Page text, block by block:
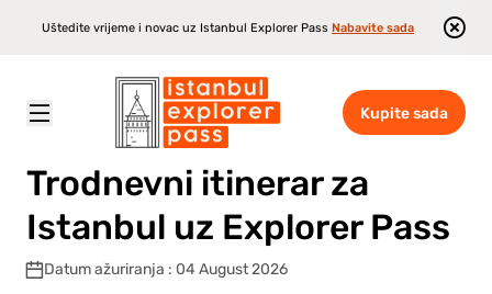
Uštedite vrijeme i novac uz Istanbul Explorer Pass Nabavite sada
Kupite sada
Istanbul Explorer Pass \ Blog \ Trodnevni itinerar za Istanbul uz Explorer Pass
Trodnevni itinerar za
Istanbul uz Explorer Pass
Datum ažuriranja : 04 August 2026